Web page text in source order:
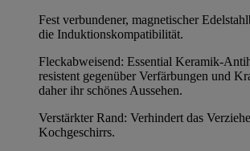
Fest verbundener, magnetischer
die Induktionskompatibilität.
Fleckabweisend: Essential Keramik-
resistent gegenüber Verfärbungen und
daher ihr schönes Aussehen.
Verstärkter Rand: Verhindert das
Kochgeschirrs.